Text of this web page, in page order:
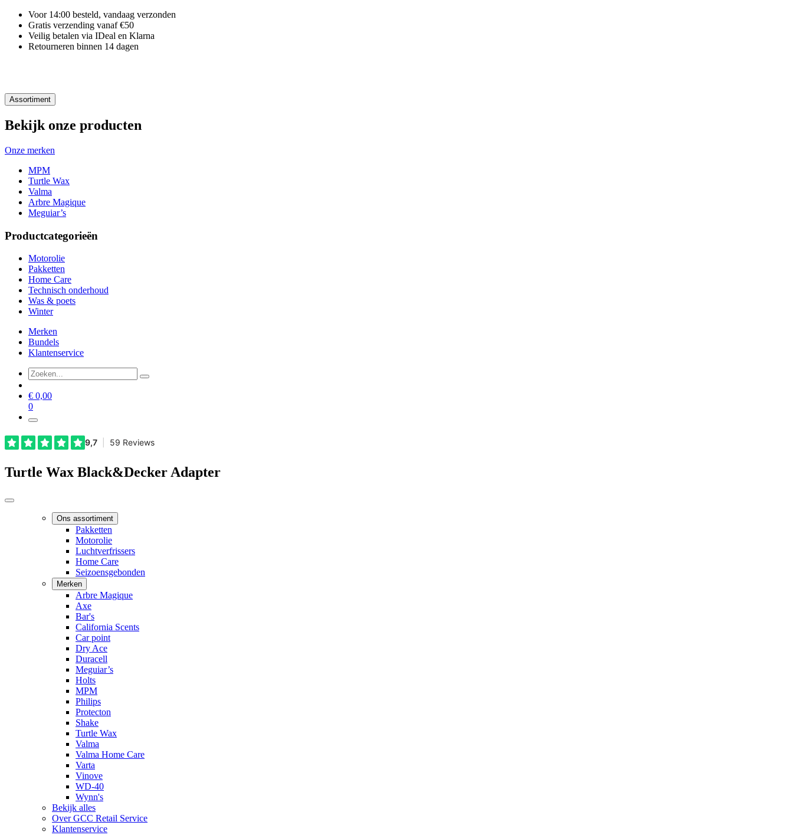
Voor 14:00 besteld, vandaag verzonden
Gratis verzending vanaf €50
Veilig betalen via IDeal en Klarna
Retourneren binnen 14 dagen
Assortiment
Bekijk onze producten
Onze merken
MPM
Turtle Wax
Valma
Arbre Magique
Meguiar’s
Productcategorieën
Motorolie
Pakketten
Home Care
Technisch onderhoud
Was & poets
Winter
Merken
Bundels
Klantenservice
€ 0,00
0
Turtle Wax Black&Decker Adapter
Ons assortiment
Pakketten
Motorolie
Luchtverfrissers
Home Care
Seizoensgebonden
Merken
Arbre Magique
Axe
Bar's
California Scents
Car point
Dry Ace
Duracell
Meguiar’s
Holts
MPM
Philips
Protecton
Shake
Turtle Wax
Valma
Valma Home Care
Varta
Vinove
WD-40
Wynn's
Bekijk alles
Over GCC Retail Service
Klantenservice